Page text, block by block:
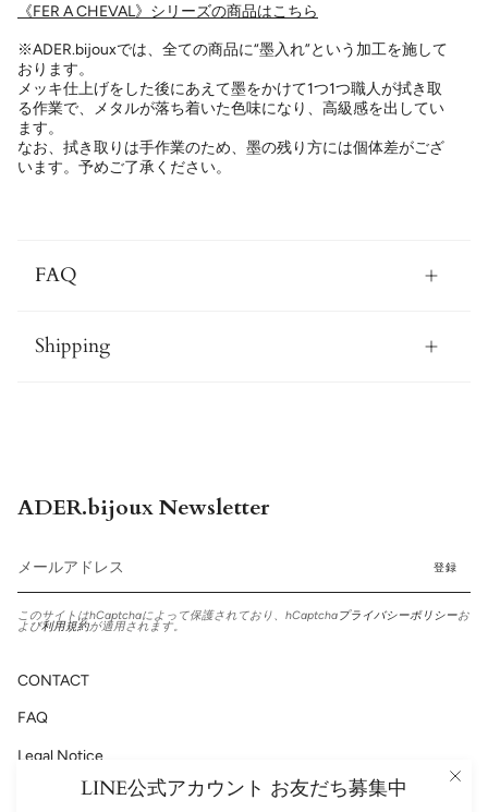
《FER A CHEVAL》シリーズの商品はこちら
※ADER.bijouxでは、全ての商品に“墨入れ”という加工を施して
おります。
メッキ仕上げをした後にあえて墨をかけて1つ1つ職人が拭き取
る作業で、メタルが落ち着いた色味になり、高級感を出してい
ます。
なお、拭き取りは手作業のため、墨の残り方には個体差がござ
います。予めご了承ください。
FAQ
Shipping
ADER.bijoux Newsletter
登録
このサイトはhCaptchaによって保護されており、hCaptchaプライバシーポリシーお
よび利用規約が適用されます。
CONTACT
FAQ
Legal Notice
Privacy PolicyLINE公式アカウント お友だち募集中